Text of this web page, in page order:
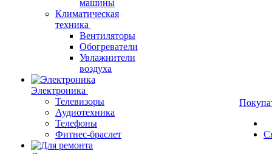
машины
Климатическая
техника
Вентиляторы
Обогреватели
Увлажнители
воздуха
Электроника
Телевизоры
Аудиотехника
Телефоны
Фитнес-браслет